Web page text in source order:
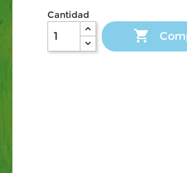
Cantidad
